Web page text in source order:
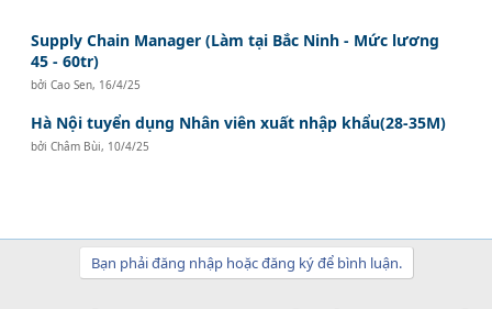
Supply Chain Manager (Làm tại Bắc Ninh - Mức lương
45 - 60tr)
bởiCao Sen, 16/4/25
Hà Nội tuyển dụng Nhân viên xuất nhập khẩu(28-35M)
bởiChâm Bùi, 10/4/25
Bạn phải đăng nhập hoặc đăng ký để bình luận.